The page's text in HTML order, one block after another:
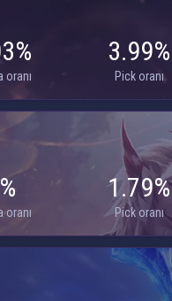
oranı
3.99%
Pick oranı
oranı
1.79%
Pick oranı